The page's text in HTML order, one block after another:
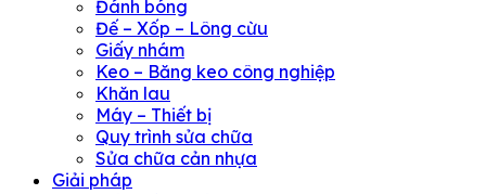
Đánh bóng
Đế – Xốp – Lông cừu
Giấy nhám
Keo – Băng keo công nghiệp
Khăn lau
Máy – Thiết bị
Quy trình sửa chữa
Sửa chữa cản nhựa
Giải pháp